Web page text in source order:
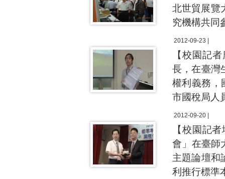
北世貿展覽
究機構共同
2012-09-23 |
【校園記
長，在臺灣
權利義務，
市國稅局人
2012-09-20 |
【校園記
會」在臺師
主題論壇和
利推行標準